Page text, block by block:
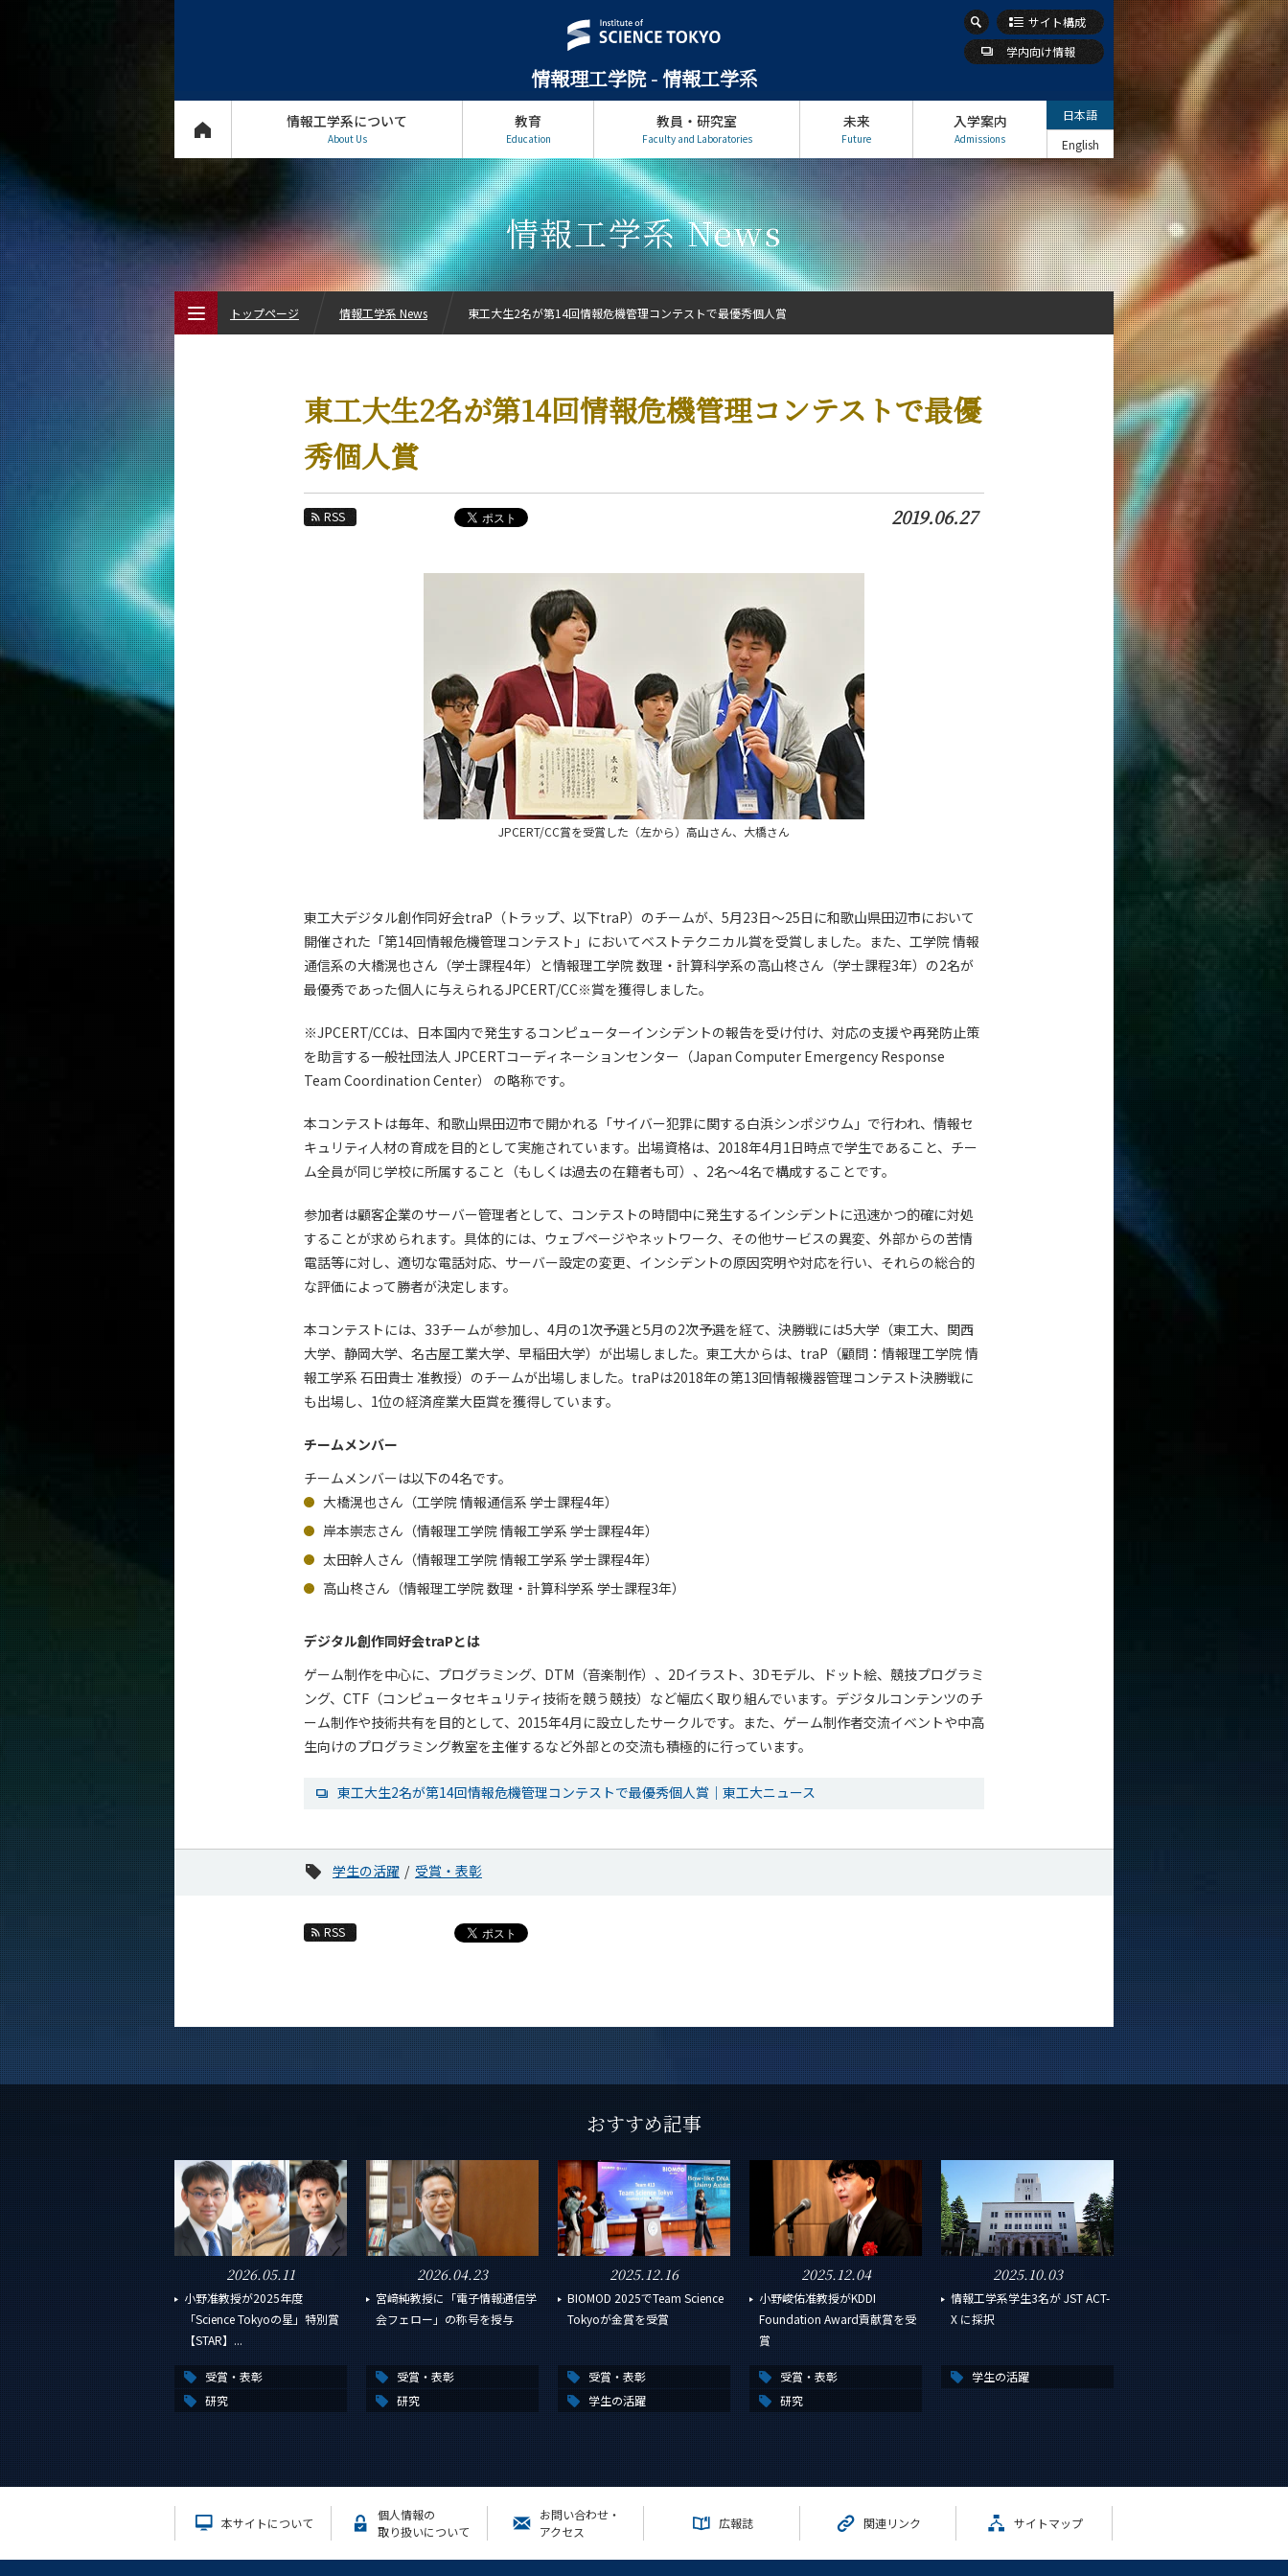
情報理工学院 - 情報工学系
サイト構成
学内向け情報
情報工学系について
About Us
教育
Education
教員・研究室
Faculty and Laboratories
未来
Future
入学案内
Admissions
日本語
English
情報工学系 News
東工大生2名が第14回情報危機管理コンテストで最優
秀個人賞
RSS 2019.06.27
JPCERT/CC賞を受賞した（左から）高山さん、大橋さん
東工大デジタル創作同好会traP（トラップ、以下traP）のチームが、5月23日～25日に和歌山県田辺市において
開催された「第14回情報危機管理コンテスト」においてベストテクニカル賞を受賞しました。また、工学院 情報
通信系の大橋滉也さん（学士課程4年）と情報理工学院 数理・計算科学系の高山柊さん（学士課程3年）の2名が
最優秀であった個人に与えられるJPCERT/CC※賞を獲得しました。
※JPCERT/CCは、日本国内で発生するコンピューターインシデントの報告を受け付け、対応の支援や再発防止策
を助言する一般社団法人 JPCERTコーディネーションセンター（Japan Computer Emergency Response
Team Coordination Center） の略称です。
本コンテストは毎年、和歌山県田辺市で開かれる「サイバー犯罪に関する白浜シンポジウム」で行われ、情報セ
キュリティ人材の育成を目的として実施されています。出場資格は、2018年4月1日時点で学生であること、チー
ム全員が同じ学校に所属すること（もしくは過去の在籍者も可）、2名～4名で構成することです。
参加者は顧客企業のサーバー管理者として、コンテストの時間中に発生するインシデントに迅速かつ的確に対処
することが求められます。具体的には、ウェブページやネットワーク、その他サービスの異変、外部からの苦情
電話等に対し、適切な電話対応、サーバー設定の変更、インシデントの原因究明や対応を行い、それらの総合的
な評価によって勝者が決定します。
本コンテストには、33チームが参加し、4月の1次予選と5月の2次予選を経て、決勝戦には5大学（東工大、関西
大学、静岡大学、名古屋工業大学、早稲田大学）が出場しました。東工大からは、traP（顧問：情報理工学院 情
報工学系 石田貴士 准教授）のチームが出場しました。traPは2018年の第13回情報機器管理コンテスト決勝戦に
も出場し、1位の経済産業大臣賞を獲得しています。
チームメンバー
チームメンバーは以下の4名です。
大橋滉也さん（工学院 情報通信系 学士課程4年）
岸本崇志さん（情報理工学院 情報工学系 学士課程4年）
太田幹人さん（情報理工学院 情報工学系 学士課程4年）
高山柊さん（情報理工学院 数理・計算科学系 学士課程3年）
デジタル創作同好会traPとは
ゲーム制作を中心に、プログラミング、DTM（音楽制作）、2Dイラスト、3Dモデル、ドット絵、競技プログラミ
ング、CTF（コンピュータセキュリティ技術を競う競技）など幅広く取り組んでいます。デジタルコンテンツのチ
ーム制作や技術共有を目的として、2015年4月に設立したサークルです。また、ゲーム制作者交流イベントや中高
生向けのプログラミング教室を主催するなど外部との交流も積極的に行っています。
東工大生2名が第14回情報危機管理コンテストで最優秀個人賞｜東工大ニュース
学生の活躍 受賞・表彰
RSS
おすすめ記事
2026.05.11
小野准教授が2025年度
「Science Tokyoの星」特別賞
【STAR】...
受賞・表彰
研究
2026.04.23
宮﨑純教授に「電子情報通信学
会フェロー」の称号を授与
受賞・表彰
研究
2025.12.16
BIOMOD 2025でTeam Science
Tokyoが金賞を受賞
受賞・表彰
学生の活躍
2025.12.04
小野峻佑准教授がKDDI
Foundation Award貢献賞を受
賞
受賞・表彰
研究
2025.10.03
情報工学系学生3名が JST ACT-
X に採択
学生の活躍
本サイトについて
個人情報の
取り扱いについて
お問い合わせ・
アクセス
広報誌 関連リンク サイトマップ
トップページ 情報工学系 News 東工大生2名が第14回情報危機管理コンテストで最優秀個人賞
情報工学系について